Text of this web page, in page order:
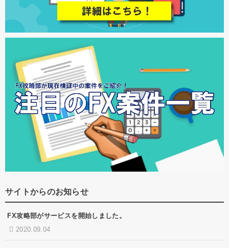
サイトからのお知らせ
FX攻略部がサービスを開始しました。
2020.09.04